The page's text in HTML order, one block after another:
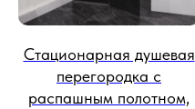
Стационарная душевая
перегородка с
распашным полотном,